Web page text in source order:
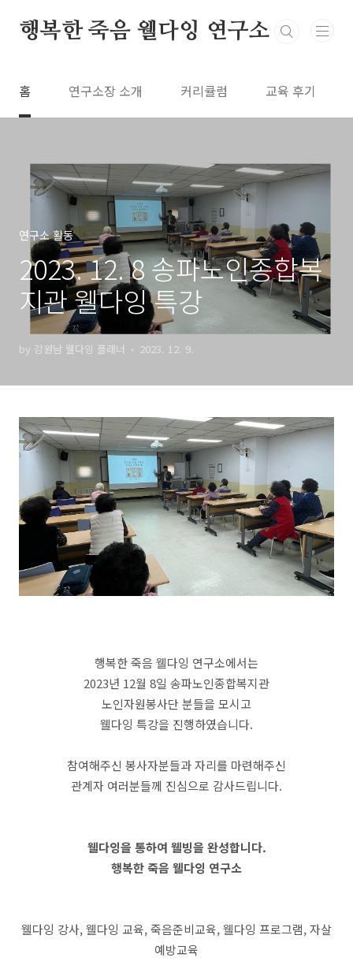
행복한 죽음 웰다잉 연구소
홈 연구소장 소개 커리큘럼 교육 후기
연구소 활동
2023. 12. 8 송파노인종합복
지관 웰다잉 특강
by 강원남 웰다잉 플래너 2023. 12. 9.
행복한 죽음 웰다잉 연구소에서는
2023년 12월 8일 송파노인종합복지관
노인자원봉사단 분들을 모시고
웰다잉 특강을 진행하였습니다.
참여해주신 봉사자분들과 자리를 마련해주신
관계자 여러분들께 진심으로 감사드립니다.
웰다잉을 통하여 웰빙을 완성합니다.
행복한 죽음 웰다잉 연구소
웰다잉 강사, 웰다잉 교육, 죽음준비교육, 웰다잉 프로그램, 자살
예방교육